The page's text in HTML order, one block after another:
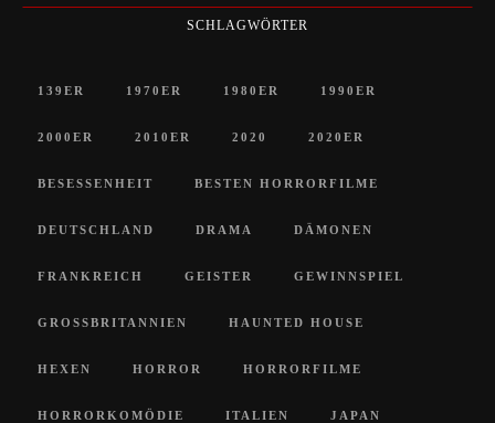
SCHLAGWÖRTER
139ER 1970ER 1980ER 1990ER
2000ER 2010ER 2020 2020ER
BESESSENHEIT BESTEN HORRORFILME
DEUTSCHLAND DRAMA DÄMONEN
FRANKREICH GEISTER GEWINNSPIEL
GROSSBRITANNIEN HAUNTED HOUSE
HEXEN HORROR HORRORFILME
HORRORKOMÖDIE ITALIEN JAPAN